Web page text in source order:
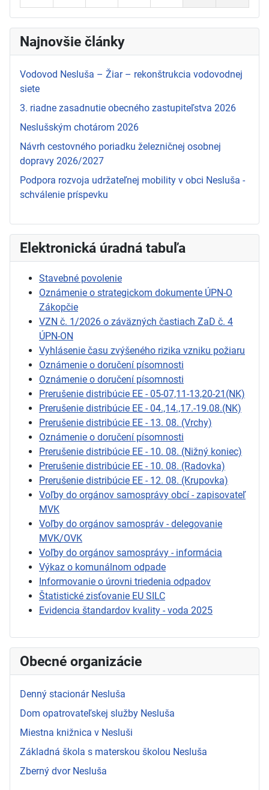
Najnovšie články
Vodovod Nesluša – Žiar – rekonštrukcia vodovodnej
siete
3. riadne zasadnutie obecného zastupiteľstva 2026
Neslušským chotárom 2026
Návrh cestovného poriadku železničnej osobnej
dopravy 2026/2027
Podpora rozvoja udržateľnej mobility v obci Nesluša -
schválenie príspevku
Elektronická úradná tabuľa
Stavebné povolenie
Oznámenie o strategickom dokumente ÚPN-O
Zákopčie
VZN č. 1/2026 o záväzných častiach ZaD č. 4
ÚPN-ON
Vyhlásenie času zvýšeného rizika vzniku požiaru
Oznámenie o doručení písomnosti
Oznámenie o doručení písomnosti
Prerušenie distribúcie EE - 05-07,11-13,20-21(NK)
Prerušenie distribúcie EE - 04.,14.,17.-19.08.(NK)
Prerušenie distribúcie EE - 13. 08. (Vrchy)
Oznámenie o doručení písomnosti
Prerušenie distribúcie EE - 10. 08. (Nižný koniec)
Prerušenie distribúcie EE - 10. 08. (Radovka)
Prerušenie distribúcie EE - 12. 08. (Krupovka)
Voľby do orgánov samosprávy obcí - zapisovateľ
MVK
Voľby do orgánov samospráv - delegovanie
MVK/OVK
Voľby do orgánov samosprávy - informácia
Výkaz o komunálnom odpade
Informovanie o úrovni triedenia odpadov
Štatistické zisťovanie EU SILC
Evidencia štandardov kvality - voda 2025
Obecné organizácie
Denný stacionár Nesluša
Dom opatrovateľskej služby Nesluša
Miestna knižnica v Nesluši
Základná škola s materskou školou Nesluša
Zberný dvor Nesluša